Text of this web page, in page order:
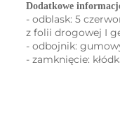
Dodatkowe
- odblask: 5
z folii drogowej I
- odbojnik:
- zamknięcie: